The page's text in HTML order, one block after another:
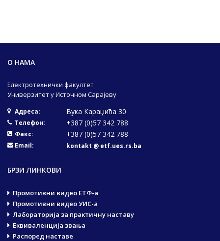
О НАМА
Електротехнички факултет
Универзитет у Источном Сарајеву
Адреса: Вука Караџића 30
Телефон: +387 (0)57 342 788
Факс: +387 (0)57 342 788
Email: kontakt @ etf.ues.rs.ba
БРЗИ ЛИНКОВИ
Промотивни видео ЕТФ-а
Промотивни видео УИС-а
Лабораторија за практичну наставу
Еквиваленција звања
Распоред наставе